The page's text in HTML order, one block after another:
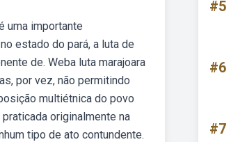
uma importante
estado do pará, a luta de
de. Weba luta marajoara
por vez, não permitindo
multiétnica do povo
originalmente na
tipo de ato contundente.
#5
#6
#7